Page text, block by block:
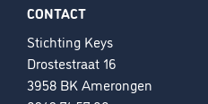
CONTACT
Stichting Keys
Drostestraat 16
3958 BK Amerongen